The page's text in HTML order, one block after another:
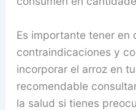
Es importante tener en
contraindicaciones y
incorporar el arroz en
recomendable
la salud si tienes